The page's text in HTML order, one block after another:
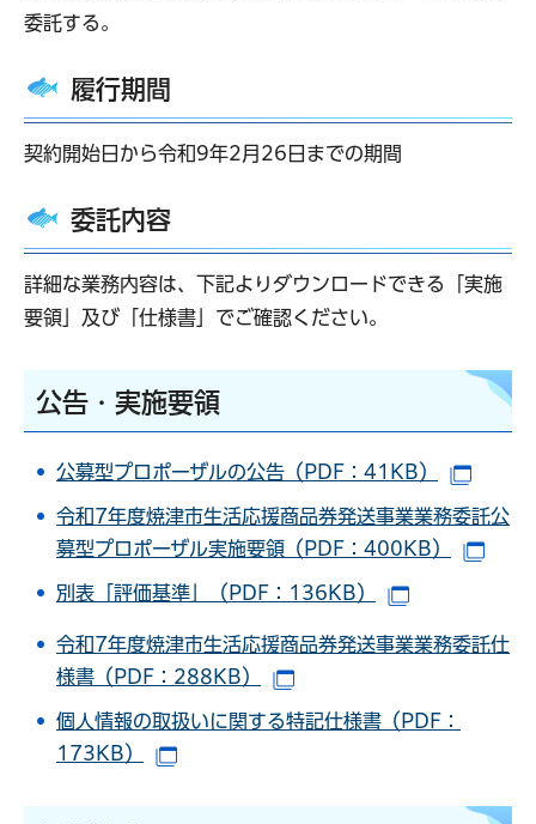
委託する。
履行期間
契約開始日から令和9年2月26日までの期間
委託内容
詳細な業務内容は、下記よりダウンロードできる「実施
要領」及び「仕様書」でご確認ください。
公告・実施要領
公募型プロポーザルの公告（PDF：41KB）
令和7年度焼津市生活応援商品券発送事業業務委託公
募型プロポーザル実施要領（PDF：400KB）
別表「評価基準」（PDF：136KB）
令和7年度焼津市生活応援商品券発送事業業務委託仕
様書（PDF：288KB）
個人情報の取扱いに関する特記仕様書（PDF：
173KB）